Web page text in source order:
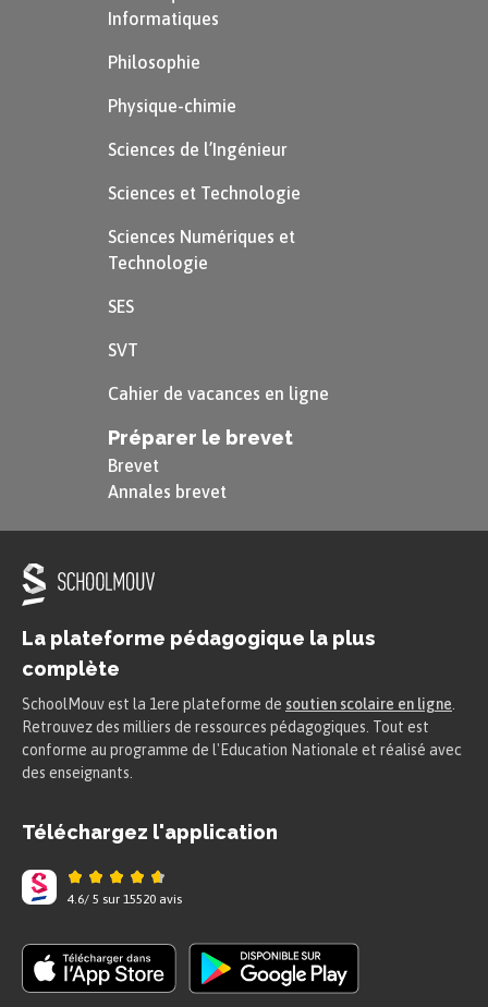
Informatiques
Philosophie
Physique-chimie
Sciences de l’Ingénieur
Sciences et Technologie
Sciences Numériques et
Technologie
SES
SVT
Cahier de vacances en ligne
Préparer le brevet
Brevet
Annales brevet
La plateforme pédagogique la plus
complète
SchoolMouv est la 1ere plateforme de soutien scolaire en ligne
Retrouvez des milliers de ressources pédagogiques. Tout est
conforme au programme de l'Education Nationale et réalisé avec
des enseignants.
Téléchargez l'application
4.6/ 5 sur 15520 avis